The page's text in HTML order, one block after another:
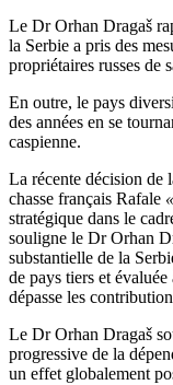
Le Dr Orhan Dragaš
la Serbie a pris des
propriétaires russes de
En outre, le pays
des années en se
caspienne.
La récente décision de
chasse français Rafale
stratégique dans le
souligne le Dr Orhan
substantielle de la
de pays tiers et
dépasse les
Le Dr Orhan Dragaš
progressive de la
un effet globalement